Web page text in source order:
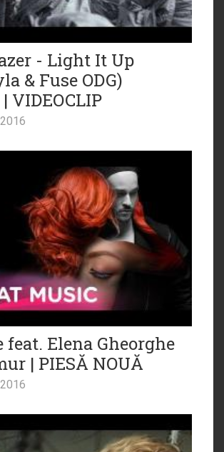
- Light It Up
& Fuse ODG)
VIDEOCLIP
feat. Elena Gheorghe
| PIESĂ NOUĂ